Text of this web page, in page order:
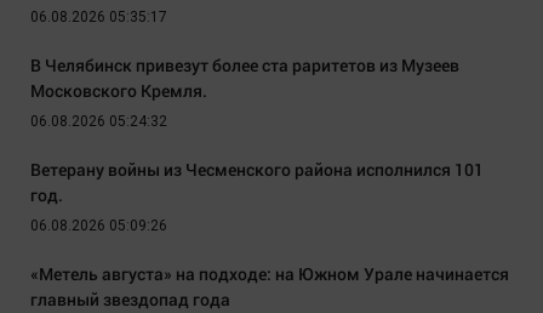
06.08.2026 05:35:17
В Челябинск привезут более ста раритетов из Музеев
Московского Кремля.
06.08.2026 05:24:32
Ветерану войны из Чесменского района исполнился 101
год.
06.08.2026 05:09:26
«Метель августа» на подходе: на Южном Урале начинается
главный звездопад года